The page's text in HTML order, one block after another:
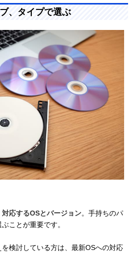
、タイプで選ぶ
対応するOSとバージョン。手持ちのパ
ことが重要です。
検討している方は、最新OSへの対応